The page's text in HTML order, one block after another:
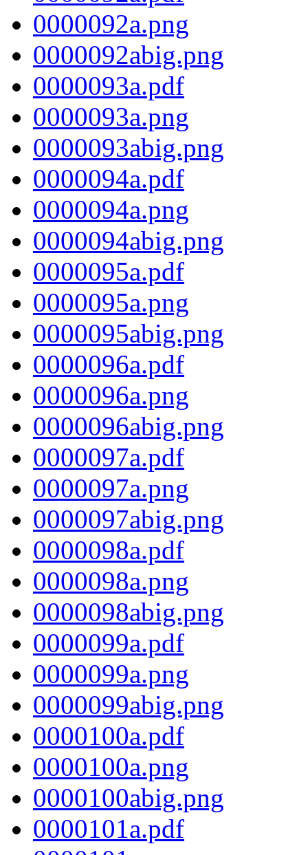
0000092a.png
0000092abig.png
0000093a.pdf
0000093a.png
0000093abig.png
0000094a.pdf
0000094a.png
0000094abig.png
0000095a.pdf
0000095a.png
0000095abig.png
0000096a.pdf
0000096a.png
0000096abig.png
0000097a.pdf
0000097a.png
0000097abig.png
0000098a.pdf
0000098a.png
0000098abig.png
0000099a.pdf
0000099a.png
0000099abig.png
0000100a.pdf
0000100a.png
0000100abig.png
0000101a.pdf